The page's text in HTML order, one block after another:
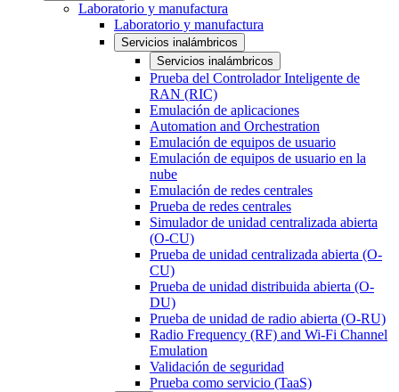
Laboratorio y manufactura
Laboratorio y manufactura
Servicios inalámbricos
Servicios inalámbricos
Prueba del Controlador Inteligente de
RAN (RIC)
Emulación de aplicaciones
Automation and Orchestration
Emulación de equipos de usuario
Emulación de equipos de usuario en la
nube
Emulación de redes centrales
Prueba de redes centrales
Simulador de unidad centralizada abierta
(O-CU)
Prueba de unidad centralizada abierta (O-
CU)
Prueba de unidad distribuida abierta (O-
DU)
Prueba de unidad de radio abierta (O-RU)
Radio Frequency (RF) and Wi-Fi Channel
Emulation
Validación de seguridad
Prueba como servicio (TaaS)